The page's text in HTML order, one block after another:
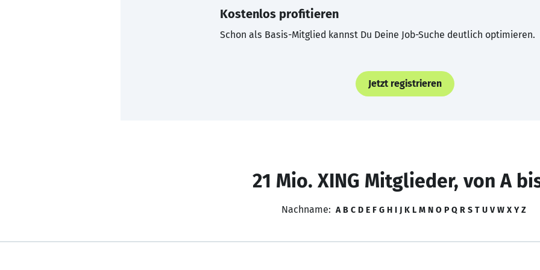
Kostenlos profitieren
Schon als Basis-Mitglied kannst Du Deine Job-Suche deutlich optimieren.
Jetzt registrieren
21 Mio. XING Mitglieder, von A
Nachname: A B C D E F G H I J K L M N O P Q R S T U V W X Y Z